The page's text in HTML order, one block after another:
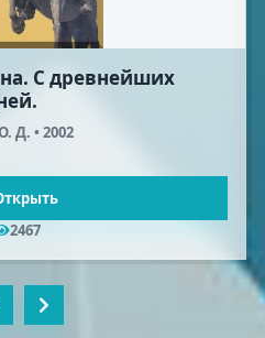
тарыхы: Кенже
III том.
1852